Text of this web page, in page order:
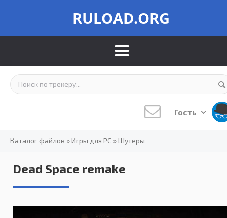
RULOAD.ORG
Гость
Каталог файлов »Игры для PC »Шутеры
Dead Space remake